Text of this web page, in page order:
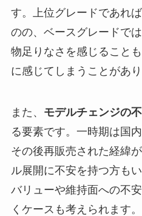
す。上位グレードであれ
のの、ベースグレードで
物足りなさを感じること
に感じてしまうことがあり
また、 モデルチェンジの
る要素です。一時期は国
その後再販売された経緯
ル展開に不安を持つ方も
バリューや維持面への不
くケースも考えられます。